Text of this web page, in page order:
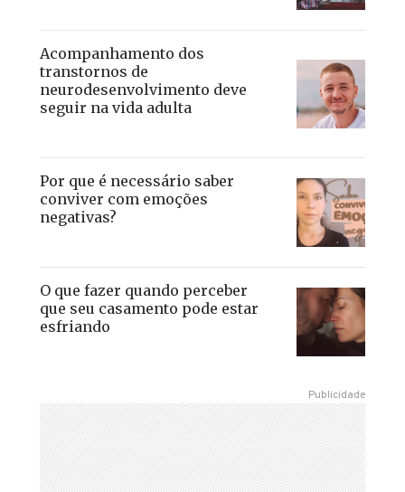
Acompanhamento dos
transtornos de
neurodesenvolvimento deve
seguir na vida adulta
Por que é necessário saber
conviver com emoções
negativas?
O que fazer quando perceber
que seu casamento pode estar
esfriando
Publicidade